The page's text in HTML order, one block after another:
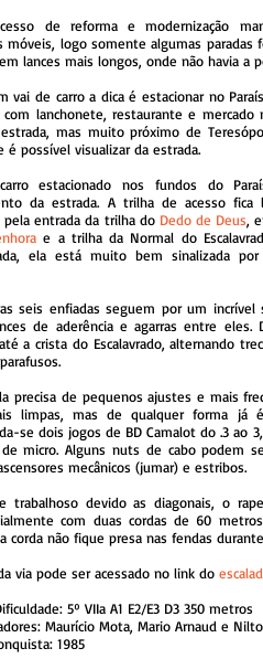
de reforma e modernização
móveis, logo somente algumas paradas
lances mais longos, onde não havia a
vai de carro a dica é estacionar no
com lanchonete, restaurante e
mas muito próximo de
é possível visualizar da estrada.
estacionado nos fundos do
da estrada. A trilha de acesso fica
pela entrada da trilha do Dedo de Deus,
e a trilha da Normal do
ela está muito bem sinalizada
seis enfiadas seguem por um
de aderência e agarras entre
a crista do Escalavrado, alternando
precisa de pequenos ajustes e mais
limpas, mas de qualquer forma já é
se dois jogos de BD Camalot do .3 ao
micro. Alguns nuts de cabo podem
mecânicos (jumar) e estribos.
trabalhoso devido as diagonais, o
com duas cordas de 60
corda não fique presa nas fendas
via pode ser acessado no link do
5º VIIa A1 E2/E3 D3 350 metros
Maurício Mota, Mario Arnaud e
1985